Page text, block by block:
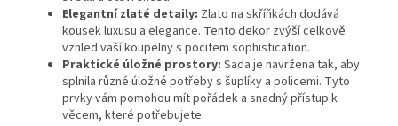
Elegantní zlaté detaily: Zlato na skříňkách dodává
kousek luxusu a elegance. Tento dekor zvýší celkově
vzhled vaší koupelny s pocitem sophistication.
Praktické úložné prostory: Sada je navržena tak, aby
splnila různé úložné potřeby s šuplíky a policemi. Tyto
prvky vám pomohou mít pořádek a snadný přístup k
věcem, které potřebujete.